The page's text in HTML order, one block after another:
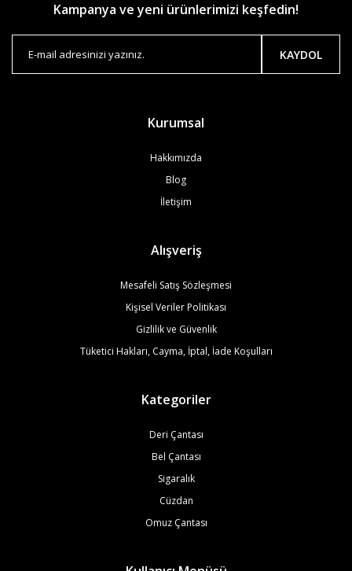
Kampanya ve yeni ürünlerimizi keşfedin!
KAYDOL
Kurumsal
Hakkımızda
Blog
İletişim
Alışveriş
Mesafeli Satış Sözleşmesi
Kişisel Veriler Politikası
Gizlilik ve Güvenlik
Tüketici Hakları, Cayma, İptal, İade Koşulları
Kategoriler
Deri Çantası
Bel Çantası
Sigaralık
Cüzdan
Omuz Çantası